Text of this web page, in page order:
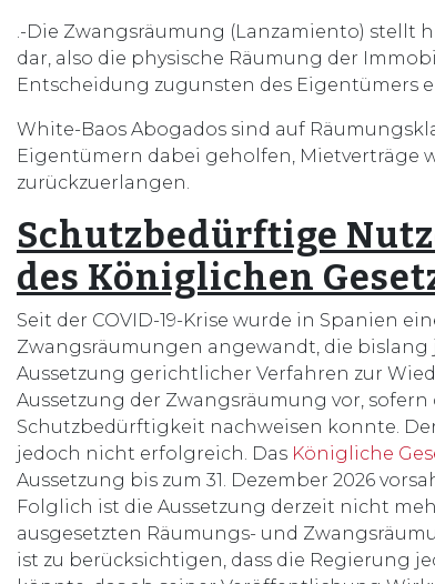
.-Die Zwangsräumung (Lanzamiento) stellt
dar, also die physische Räumung der
Entscheidung zugunsten des Eigentümers
White-Baos Abogados sind auf
Eigentümern dabei geholfen, Mietverträge
zurückzuerlangen.
Schutzbedürftige
des Königlichen
Seit der COVID-19-Krise wurde in Spanien
Zwangsräumungen angewandt, die
Aussetzung gerichtlicher Verfahren zur
Aussetzung der Zwangsräumung vor,
Schutzbedürftigkeit nachweisen konnte.
jedoch nicht erfolgreich. Das Königliche
Aussetzung bis zum 31. Dezember 2026
Folglich ist die Aussetzung derzeit nicht
ausgesetzten Räumungs- und
ist zu berücksichtigen, dass die Regierung